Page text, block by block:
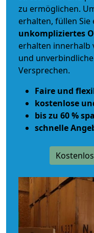
zu ermöglichen.
erhalten, füllen
unkompliziertes
erhalten innerhalb
und
Versprechen.
Faire und
kostenlose
bis zu 60 %
schnelle